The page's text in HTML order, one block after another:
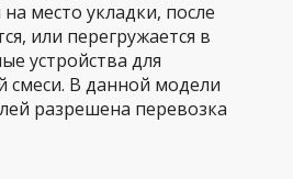
место укладки, после
или перегружается в
устройства для
смеси. В данной модели
разрешена перевозка